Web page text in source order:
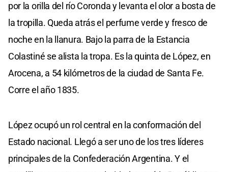
por la orilla del río Coronda y levanta el olor a bosta de
la tropilla. Queda atrás el perfume verde y fresco de
noche en la llanura. Bajo la parra de la Estancia
Colastiné se alista la tropa. Es la quinta de López, en
Arocena, a 54 kilómetros de la ciudad de Santa Fe.
Corre el año 1835.
López ocupó un rol central en la conformación del
Estado nacional. Llegó a ser uno de los tres líderes
principales de la Confederación Argentina. Y el